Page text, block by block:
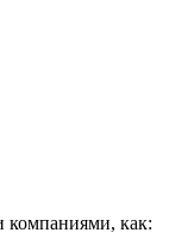
компаниями, как: